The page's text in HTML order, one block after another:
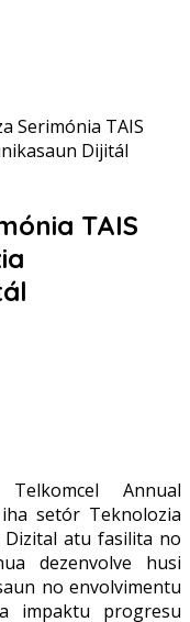
Serimónia TAIS
Dijitál
TAIS
Annual
setór Teknolozia
atu fasilita no
dezenvolve husi
no envolvimentu
impaktu progresu